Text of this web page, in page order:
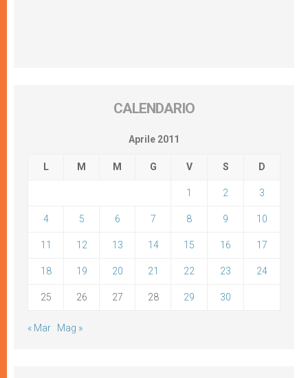
CALENDARIO
Aprile 2011
L M M G V S D
1 2 3
4 5 6 7 8 9 10
11 12 13 14 15 16 17
18 19 20 21 22 23 24
25 26 27 28 29 30
« Mar Mag »